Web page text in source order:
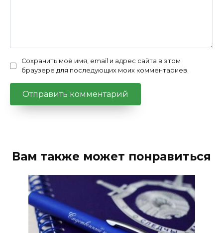
Сохранить моё имя, email и адрес сайта в этом
браузере для последующих моих комментариев.
Вам также может понравиться